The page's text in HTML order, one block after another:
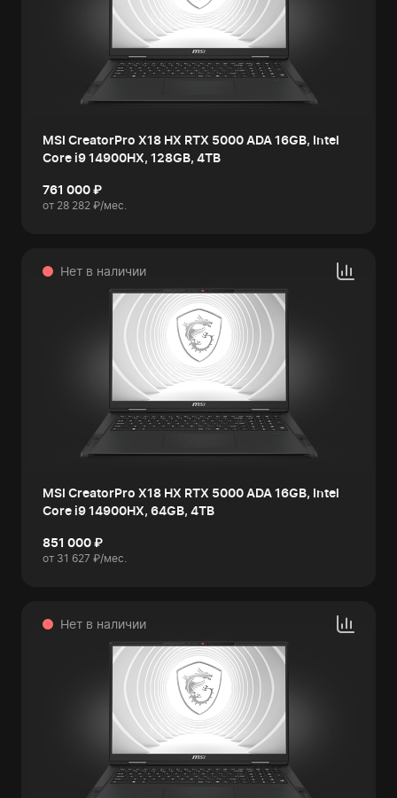
MSI CreatorPro X18 HX RTX 5000 ADA 16GB, Intel
Core i9 14900HX, 128GB, 4TB
761 000 ₽
от 28 282 ₽/мес.
Нет в наличии
MSI CreatorPro X18 HX RTX 5000 ADA 16GB, Intel
Core i9 14900HX, 64GB, 4TB
851 000 ₽
от 31 627 ₽/мес.
Нет в наличии